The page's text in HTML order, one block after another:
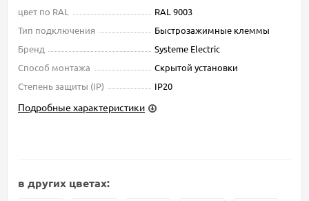
цвет по RAL
RAL 9003
Тип подключения
Быстрозажимные клеммы
Бренд
Systeme Electric
Способ монтажа
Скрытой установки
Степень защиты (IP)
IP20
Подробные характеристики
в других цветах: